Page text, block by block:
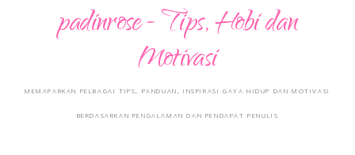
padinrose - Tips, Hobi dan
Motivasi
MEMAPARKAN PELBAGAI TIPS, PANDUAN, INSPIRASI GAYA HIDUP DAN MOTIVASI
BERDASARKAN PENGALAMAN DAN PENDAPAT PENULIS